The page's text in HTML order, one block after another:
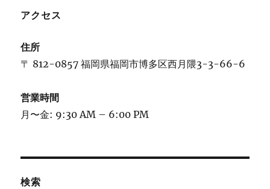
アクセス
住所
〒 812-0857 福岡県福岡市博多区西月隈3-3-66-6
営業時間
月〜金: 9:30 AM – 6:00 PM
検索